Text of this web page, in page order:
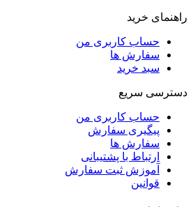
راهنمای خرید
حساب کاربری من
سفارش ها
سبد خرید
دسترسی سریع
حساب کاربری من
پیگیری سفارش
سفارش ها
ارتباط با پشتیبانی
آموزش ثبت سفارش
قوانین